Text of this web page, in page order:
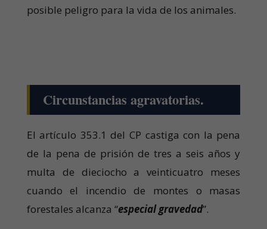
posible peligro para la vida de los animales.
Circunstancias agravatorias.
El artículo 353.1 del CP castiga con la pena
de la pena de prisión de tres a seis años y
multa de dieciocho a veinticuatro meses
cuando el incendio de montes o masas
forestales alcanza “especial gravedad”.